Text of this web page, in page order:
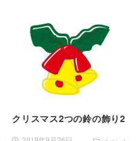
クリスマス2つの鈴の飾り2